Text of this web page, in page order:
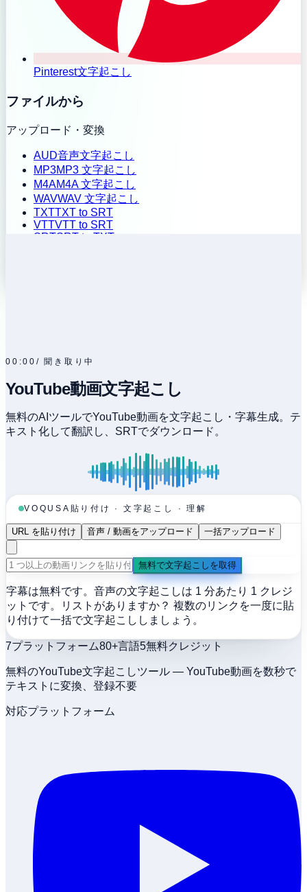
Pinterest文字起こし
ファイルから
アップロード・変換
AUD音声文字起こし
MP3MP3 文字起こし
M4AM4A 文字起こし
WAVWAV 文字起こし
TXTTXT to SRT
VTTVTT to SRT
SRTSRT to TXT
00:00 / 聞き取り中
YouTube動画文字起こし
無料のAIツールでYouTube動画を文字起こし・字幕生成。テ
キスト化して翻訳し、SRTでダウンロード。
VOQUSA 貼り付け · 文字起こし · 理解
URL を貼り付け 音声 / 動画をアップロード 一括アップロード
無料で文字起こしを取得
字幕は無料です。音声の文字起こしは 1 分あたり 1 クレジ
ットです。
リストがありますか？ 複数のリンクを一度に貼
り付けて一括で文字起こししましょう。
7プラットフォーム80+言語5無料クレジット
無料のYouTube文字起こしツール — YouTube動画を数秒で
テキストに変換、登録不要
対応プラットフォーム